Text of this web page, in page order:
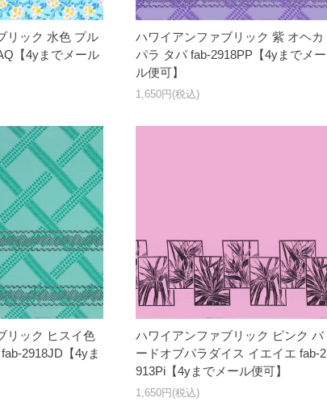
リック 水色 プル
【4yまでメール
ハワイアンファブリック 紫 オヘカ
パラ タパ fab-2918PP【4yまでメー
ル便可】
1,650円(税込)
リック ヒスイ色
2918JD【4yま
ハワイアンファブリック ピンク バ
ードオブパラダイス イエイエ fab-2
913Pi【4yまでメール便可】
1,650円(税込)